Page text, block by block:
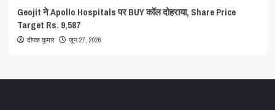
Geojit ने Apollo Hospitals पर BUY कॉल दोहराया, Share Price
Target Rs. 9,587
दीपक कुमार जून 27, 2026